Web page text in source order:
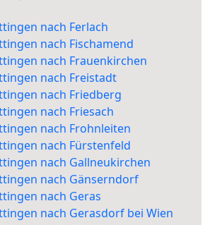
nach Ferlach
nach Fischamend
nach Frauenkirchen
nach Freistadt
nach Friedberg
nach Friesach
nach Frohnleiten
nach Fürstenfeld
nach Gallneukirchen
nach Gänserndorf
nach Geras
nach Gerasdorf bei Wien